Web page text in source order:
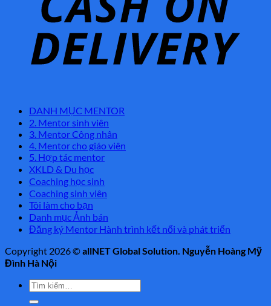
DANH MỤC MENTOR
2. Mentor sinh viên
3. Mentor Công nhân
4. Mentor cho giáo viên
5. Hợp tác mentor
XKLD & Du học
Coaching học sinh
Coaching sinh viên
Tôi làm cho bạn
Danh mục Ảnh bán
Đăng ký Mentor Hành trình kết nối và phát triển
Copyright 2026 ©allNET Global Solution. Nguyễn Hoàng Mỹ
Đình Hà Nội
Tìm
kiếm: